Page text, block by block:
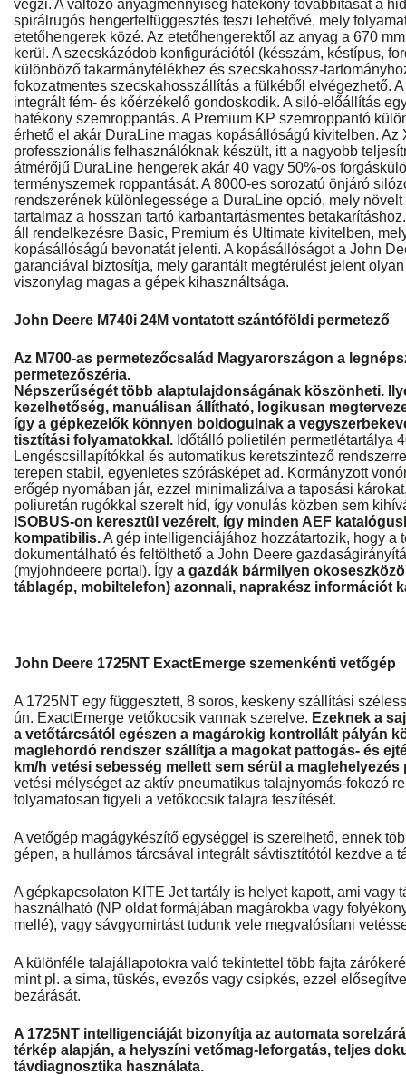
végzi. A változó anyagmennyiség hatékony továbbítását a
spirálrugós hengerfelfüggesztés teszi lehetővé, mely
etetőhengerek közé. Az etetőhengerektől az anyag a 670
kerül. A szecskázódob konfigurációtól (késszám, késtípus,
különböző takarmányfélékhez és szecskahossz-
fokozatmentes szecskahosszállítás a fülkéből elvégezhető.
integrált fém- és kőérzékelő gondoskodik. A siló-előállítás
hatékony szemroppantás. A Premium KP szemroppantó
érhető el akár DuraLine magas kopásállóságú kivitelben. Az
professzionális felhasználóknak készült, itt a nagyobb
átmérőjű DuraLine hengerek akár 40 vagy 50%-os
terményszemek roppantását. A 8000-es sorozatú önjáró
rendszerének különlegessége a DuraLine opció, mely
tartalmaz a hosszan tartó karbantartásmentes
áll rendelkezésre Basic, Premium és Ultimate kivitelben,
kopásállóságú bevonatát jelenti. A kopásállóságot a John
garanciával biztosítja, mely garantált megtérülést jelent
viszonylag magas a gépek kihasználtsága.
John Deere M740i 24M vontatott szántóföldi permetező
Az M700-as permetezőcsalád Magyarországon a
permetezőszéria.
Népszerűségét több alaptulajdonságának köszönheti.
kezelhetőség, manuálisan állítható, logikusan
így a gépkezelők könnyen boldogulnak a
tisztítási folyamatokkal. Időtálló polietilén permetlétartálya
Lengéscsillapítókkal és automatikus keretszintező
terepen stabil, egyenletes szórásképet ad. Kormányzott
erőgép nyomában jár, ezzel minimalizálva a taposási
poliuretán rugókkal szerelt híd, így vonulás közben sem
ISOBUS-on keresztül vezérelt, így minden AEF
kompatibilis.A gép intelligenciájához hozzátartozik, hogy a
dokumentálható és feltölthető a John Deere
(myjohndeere portal). Így a gazdák bármilyen
táblagép, mobiltelefon) azonnali, naprakész információt
John Deere 1725NT ExactEmerge szemenkénti vetőgép
A 1725NT egy függesztett, 8 soros, keskeny szállítási
ún. ExactEmerge vetőkocsik vannak szerelve. Ezeknek a
a vetőtárcsától egészen a magárokig kontrollált pályán
maglehordó rendszer szállítja a magokat pattogás- és
km/h vetési sebesség mellett sem sérül a
vetési mélységet az aktív pneumatikus talajnyomás-fokozó
folyamatosan figyeli a vetőkocsik talajra feszítését.
A vetőgép magágykészítő egységgel is szerelhető, ennek
gépen, a hullámos tárcsával integrált sávtisztítótól kezdve a
A gépkapcsolaton KITE Jet tartály is helyet kapott, ami vagy
használható (NP oldat formájában magárokba vagy
mellé), vagy sávgyomirtást tudunk vele megvalósítani
A különféle talajállapotokra való tekintettel több fajta
mint pl. a sima, tüskés, evezős vagy csipkés, ezzel
bezárását.
A 1725NT intelligenciáját bizonyítja az automata
térkép alapján, a helyszíni vetőmag-leforgatás, teljes
távdiagnosztika használata.